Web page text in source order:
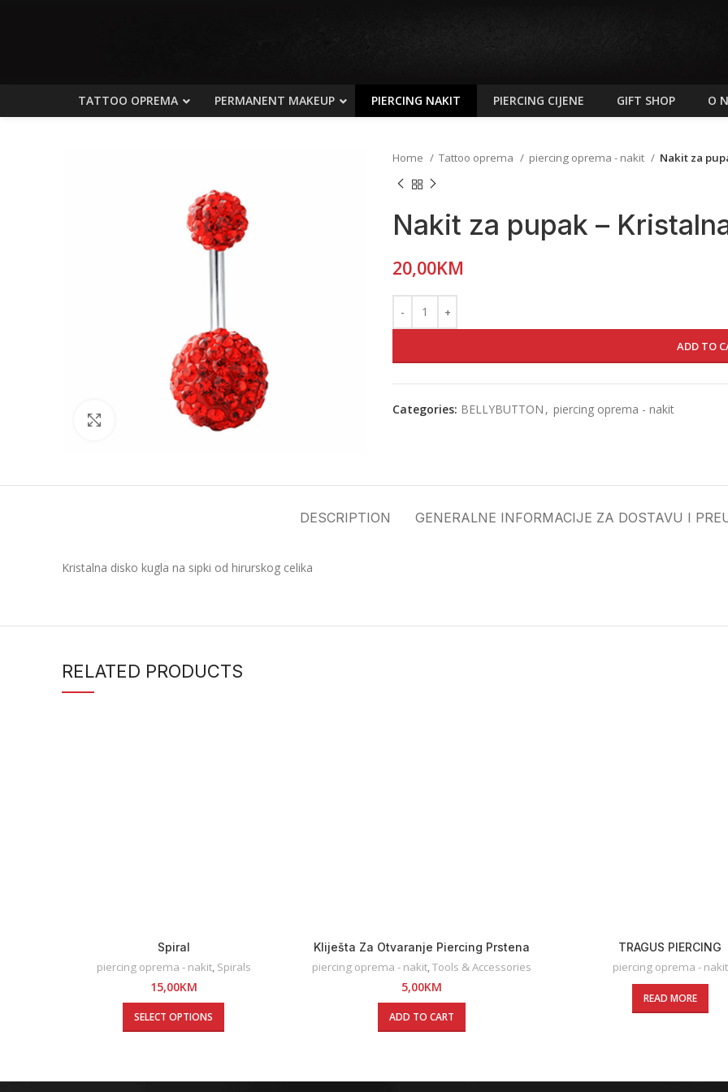
TATTOO OPREMA PERMANENT MAKEUP PIERCING NAKIT PIERCING CIJENE GIFT SHOP O
Click to enlarge
Home Tattoo oprema piercing oprema - nakit Nakit za
Nakit za pupak –
20,00KM
ADD TO
Categories: BELLYBUTTON , piercing oprema - nakit
DESCRIPTION GENERALNE INFORMACIJE ZA DOSTAVU I
Kristalna disko kugla na sipki od hirurskog celika
RELATED PRODUCTS
Spiral
piercing oprema - nakit, Spirals
15,00KM
SELECT OPTIONS
Kliješta Za Otvaranje Piercing Prstena
piercing oprema - nakit,Tools & Accessories
5,00KM
ADD TO CART
TRAGUS PIERCING
piercing oprema - nakit
READ MORE